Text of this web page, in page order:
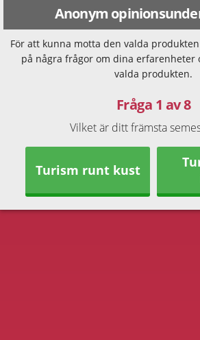
Anonym
För att kunna motta den valda
på några frågor om dina erfarenheter
valda produkten.
Fråga 1 av 8
Vilket är ditt främsta
Turism runt kust